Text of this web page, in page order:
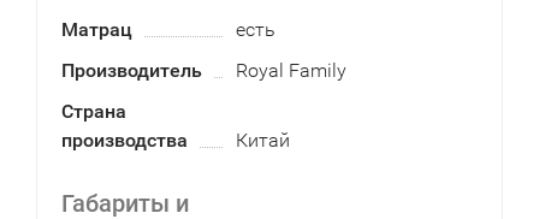
Матрац
есть
Производитель
Royal Family
Страна
производства
Китай
Габариты и